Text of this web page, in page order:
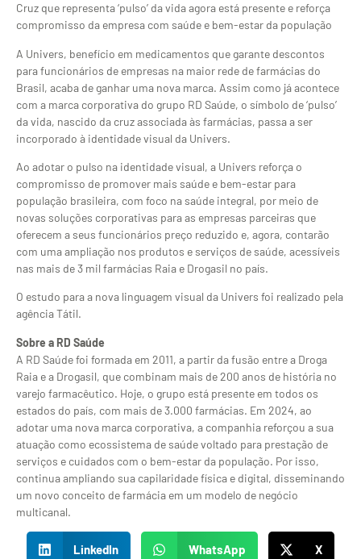
Cruz que representa ‘pulso’ da vida agora está presente e reforça
compromisso da empresa com saúde e bem-estar da população
A Univers, benefício em medicamentos que garante descontos
para funcionários de empresas na maior rede de farmácias do
Brasil, acaba de ganhar uma nova marca. Assim como já acontece
com a marca corporativa do grupo RD Saúde, o símbolo de ‘pulso’
da vida, nascido da cruz associada às farmácias, passa a ser
incorporado à identidade visual da Univers.
Ao adotar o pulso na identidade visual, a Univers reforça o
compromisso de promover mais saúde e bem-estar para
população brasileira, com foco na saúde integral, por meio de
novas soluções corporativas para as empresas parceiras que
oferecem a seus funcionários preço reduzido e, agora, contarão
com uma ampliação nos produtos e serviços de saúde, acessíveis
nas mais de 3 mil farmácias Raia e Drogasil no país.
O estudo para a nova linguagem visual da Univers foi realizado pela
agência Tátil.
Sobre a RD Saúde
A RD Saúde foi formada em 2011, a partir da fusão entre a Droga
Raia e a Drogasil, que combinam mais de 200 anos de história no
varejo farmacêutico. Hoje, o grupo está presente em todos os
estados do país, com mais de 3.000 farmácias. Em 2024, ao
adotar uma nova marca corporativa, a companhia reforçou a sua
atuação como ecossistema de saúde voltado para prestação de
serviços e cuidados com o bem-estar da população. Por isso,
continua ampliando sua capilaridade física e digital, disseminando
um novo conceito de farmácia em um modelo de negócio
multicanal.
LinkedIn WhatsApp X